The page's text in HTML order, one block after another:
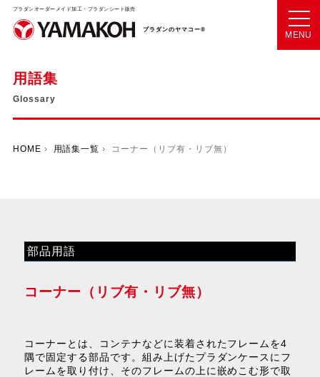
プラダンオーダーメイド加工・プラダンシート販売
プラダンのヤマコー®
MENU
用語集
Glossary
HOME › 用語集一覧 › コーナー（リブ有・リブ無）
部品用語
コーナー（リブ有・リブ無）
コーナーとは、コンテナなどに装着されたフレームを4
隅で固定する部品です。組み上げたプラダンケースにフ
レームを取り付け、そのフレームの上に嵌めこむ形で取